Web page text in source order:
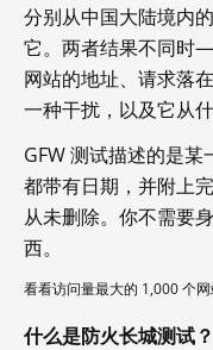
分别从中国大陆境内
它。两者结果不同时
网站的地址、请求落
一种干扰，以及它从什
GFW 测试描述的是
都带有日期，并附上
从未删除。你不需要
西。
看看访问量最大的 1,000 个
什么是防火长城测试？